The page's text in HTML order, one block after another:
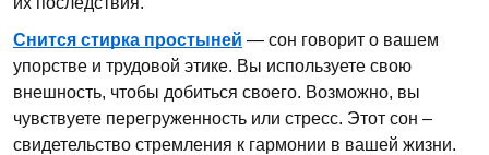
Снится стирка простыней — сон говорит о вашем
упорстве и трудовой этике. Вы используете свою
внешность, чтобы добиться своего. Возможно, вы
чувствуете перегруженность или стресс. Этот сон –
свидетельство стремления к гармонии в вашей жизни.